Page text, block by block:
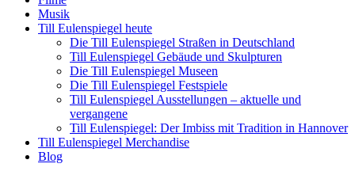
Musik
Till Eulenspiegel heute
Die Till Eulenspiegel Straßen in Deutschland
Till Eulenspiegel Gebäude und Skulpturen
Die Till Eulenspiegel Museen
Die Till Eulenspiegel Festspiele
Till Eulenspiegel Ausstellungen – aktuelle und
vergangene
Till Eulenspiegel: Der Imbiss mit Tradition in Hannover
Till Eulenspiegel Merchandise
Blog